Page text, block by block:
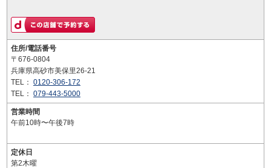
住所/電話番号
〒676-0804
兵庫県高砂市美保里26-21
TEL： 0120-306-172
TEL： 079-443-5000
営業時間
午前10時〜午後7時
定休日
第2木曜